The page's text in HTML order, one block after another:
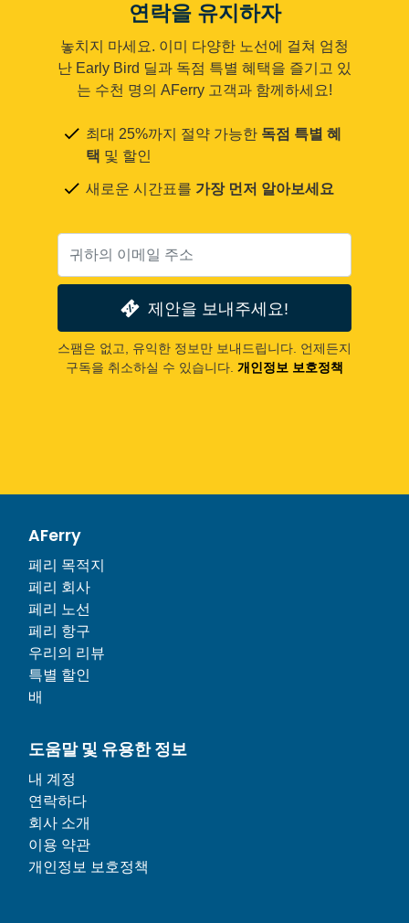
연락을 유지하자
놓치지 마세요. 이미 다양한 노선에 걸쳐 엄청
난 Early Bird 딜과 독점 특별 혜택을 즐기고 있
는 수천 명의 AFerry 고객과 함께하세요!
최대 25%까지 절약 가능한 독점 특별 혜
택 및 할인
새로운 시간표를 가장 먼저 알아보세요
제안을 보내주세요!
스팸은 없고, 유익한 정보만 보내드립니다. 언제든지
구독을 취소하실 수 있습니다. 개인정보 보호정책
AFerry
페리 목적지
페리 회사
페리 노선
페리 항구
우리의 리뷰
특별 할인
배
도움말 및 유용한 정보
내 계정
연락하다
회사 소개
이용 약관
개인정보 보호정책